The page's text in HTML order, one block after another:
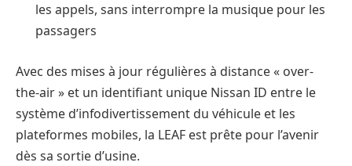
les appels, sans interrompre la musique pour les
passagers
Avec des mises à jour régulières à distance « over-
the-air » et un identifiant unique Nissan ID entre le
système d’infodivertissement du véhicule et les
plateformes mobiles, la LEAF est prête pour l’avenir
dès sa sortie d’usine.